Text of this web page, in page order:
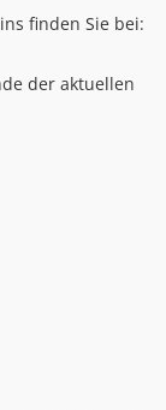
finden Sie bei:
der aktuellen